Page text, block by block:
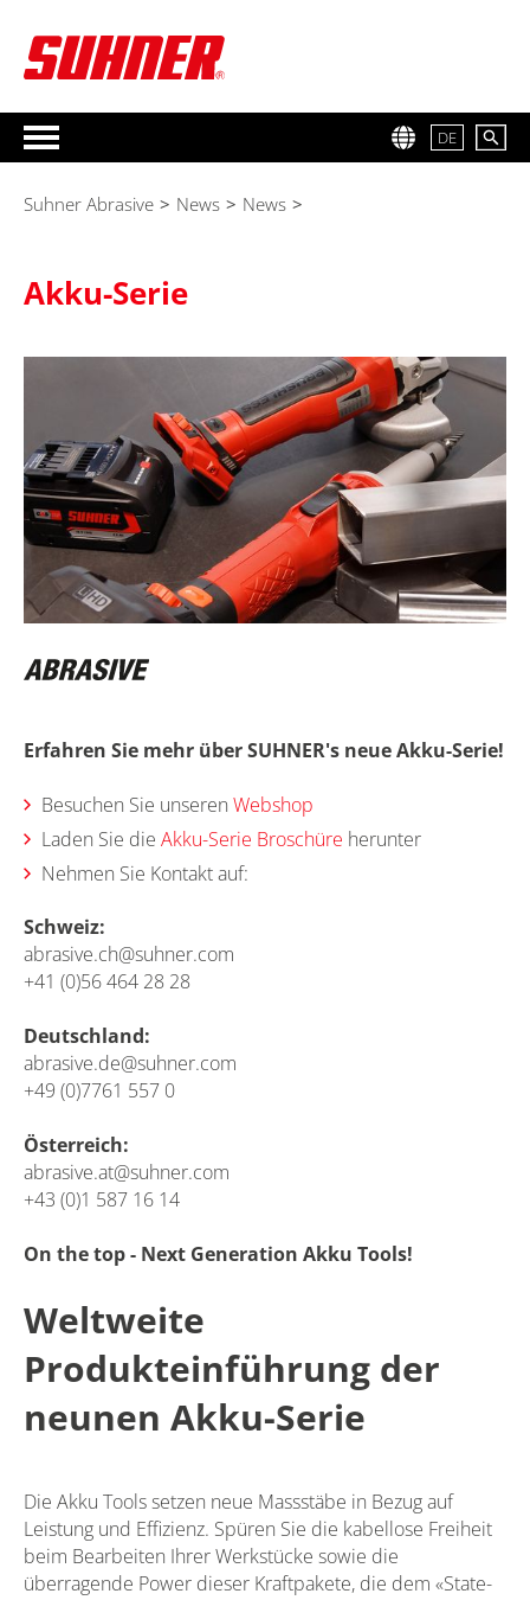
DE
Suhner Abrasive > News > News >
Akku-Serie
Erfahren Sie mehr über SUHNER's neue Akku-Serie!
Besuchen Sie unseren Webshop
Laden Sie die Akku-Serie Broschüre herunter
Nehmen Sie Kontakt auf:
Schweiz:
abrasive.ch@suhner.com
+41 (0)56 464 28 28
Deutschland:
abrasive.de@suhner.com
+49 (0)7761 557 0
Österreich:
abrasive.at@suhner.com
+43 (0)1 587 16 14
On the top - Next Generation Akku Tools!
Weltweite
Produkteinführung der
neunen Akku-Serie
Die Akku Tools setzen neue Massstäbe in Bezug auf
Leistung und Effizienz. Spüren Sie die kabellose Freiheit
beim Bearbeiten Ihrer Werkstücke sowie die
überragende Power dieser Kraftpakete, die dem «State-